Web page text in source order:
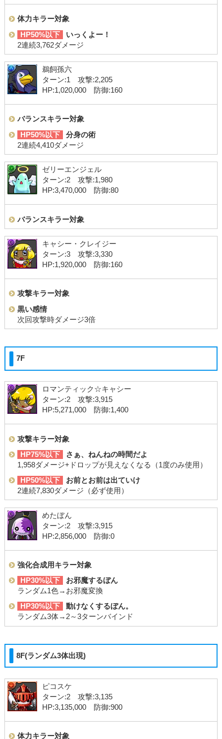
体力キラー対象
HP50%以下
いっくよー！
2連続3,762ダメージ
鵜飼孫六
ターン:1 攻撃:2,205
HP:1,020,000 防御:160
バランスキラー対象
HP50%以下
分身の術
2連続4,410ダメージ
ゼリーエンジェル
ターン:2 攻撃:1,980
HP:3,470,000 防御:80
バランスキラー対象
キャシー・クレイジー
ターン:3 攻撃:3,330
HP:1,920,000 防御:160
攻撃キラー対象
黒い感情
次回攻撃時ダメージ3倍
7F
ロマンティック☆キャシー
ターン:2 攻撃:3,915
HP:5,271,000 防御:1,400
攻撃キラー対象
HP75%以下
さぁ、ねんねの時間だよ
1,958ダメージ+ドロップが見えなくなる（1度のみ使用）
HP50%以下
お前とお前は出ていけ
2連続7,830ダメージ（必ず使用）
めたぼん
ターン:2 攻撃:3,915
HP:2,856,000 防御:0
強化合成用キラー対象
HP30%以下
お邪魔するぼん
ランダム1色→お邪魔変換
HP30%以下
動けなくするぼん。
ランダム3体→2～3ターンバインド
8F(ランダム3体出現)
ピコスケ
ターン:2 攻撃:3,135
HP:3,135,000 防御:900
体力キラー対象